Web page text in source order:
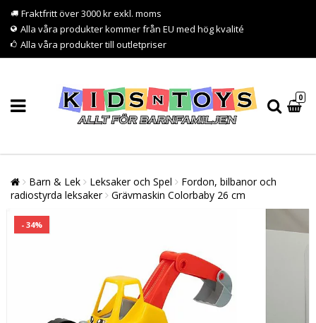
Fraktfritt över 3000 kr exkl. moms
Alla våra produkter kommer från EU med hög kvalité
Alla våra produkter till outletpriser
0
Barn & Lek Leksaker och Spel
Fordon, bilbanor och
radiostyrda leksaker
Grävmaskin Colorbaby 26 cm
- 34%